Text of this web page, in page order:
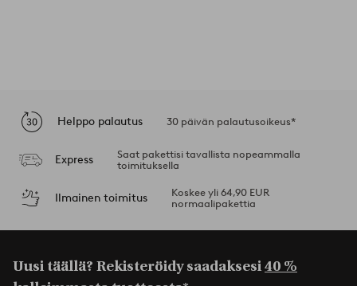
Helppo palautus 30 päivän palautusoikeus*
Express
Saat pakettisi tavallista nopeammalla
toimituksella
Ilmainen toimitus
Koskee yli 64,90 EUR
normaalipakettia
Uusi täällä? Rekisteröidy saadaksesi40 %